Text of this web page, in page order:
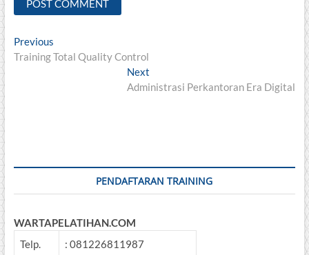
Post
navigation
PreviousPrevious
post:
Training Total Quality Control
Next
post:
Administrasi Perkantoran Era Digital
PENDAFTARAN TRAINING
WARTAPELATIHAN.COM
Telp.
: 081226811987